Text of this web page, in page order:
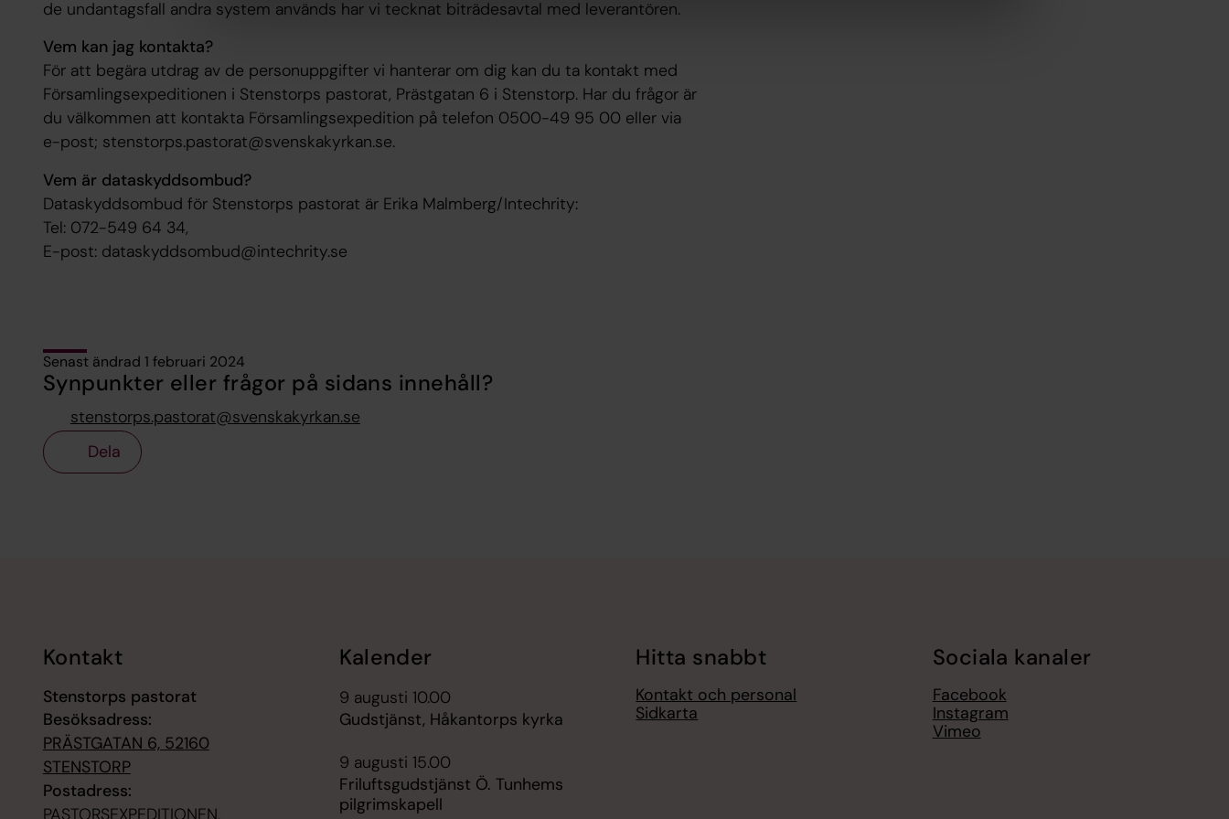
de undantagsfall andra system används har vi tecknat biträdesavtal med leverantören.
Vem kan jag kontakta?
För att begära utdrag av de personuppgifter vi hanterar om dig kan du ta kontakt med
Församlingsexpeditionen i Stenstorps pastorat, Prästgatan 6 i Stenstorp. Har du frågor är
du välkommen att kontakta Församlingsexpedition på telefon 0500-49 95 00 eller via
e-post; stenstorps.pastorat@svenskakyrkan.se.
Vem är dataskyddsombud?
Dataskyddsombud för Stenstorps pastorat är Erika Malmberg/Intechrity:
Tel: 072-549 64 34,
E-post: dataskyddsombud@intechrity.se
Senast ändrad 1 februari 2024
Synpunkter eller frågor på sidans innehåll?
stenstorps.pastorat@svenskakyrkan.se
Dela
Kontakt
Stenstorps pastorat
Besöksadress:
PRÄSTGATAN 6, 52160
STENSTORP
Postadress:
PASTORSEXPEDITIONEN,
Kalender
9 augusti 10.00
Gudstjänst, Håkantorps kyrka
9 augusti 15.00
Friluftsgudstjänst Ö. Tunhems
pilgrimskapell
Hitta snabbt
Kontakt och personal
Sidkarta
Sociala kanaler
Facebook
Instagram
Vimeo